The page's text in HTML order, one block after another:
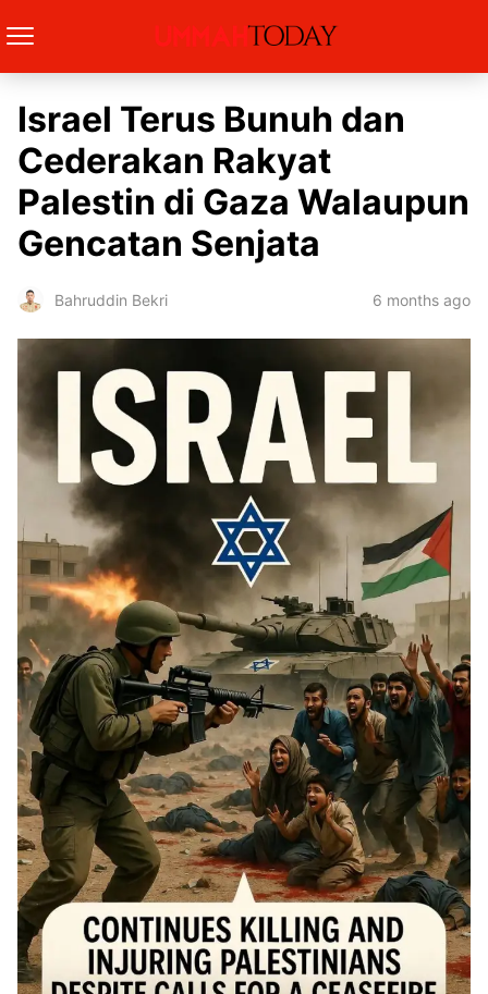
Israel Terus Bunuh dan
Cederakan Rakyat
Palestin di Gaza Walaupun
Gencatan Senjata
Bahruddin Bekri 6 months ago